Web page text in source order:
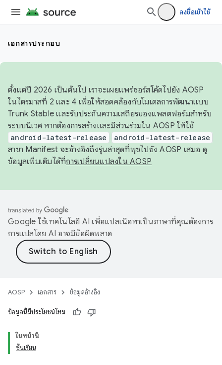
ลงชื่อเข้าใช้
เอกสารประกอบ
ตั้งแต่ปี 2026 เป็นต้นไป เราจะเผยแพร่ซอร์สโค้ดไปยัง AOSP
ในไตรมาสที่ 2 และ 4 เพื่อให้สอดคล้องกับโมเดลการพัฒนาแบบ
Trunk Stable และรับประกันความเสถียรของแพลตฟอร์มสำหรับ
ระบบนิเวศ หากต้องการสร้างและมีส่วนร่วมใน AOSP ให้ใช้
android-latest-release android-latest-release
สาขา Manifest จะอ้างอิงถึงรุ่นล่าสุดที่พุชไปยัง AOSP เสมอ ดู
ข้อมูลเพิ่มเติมได้ที่การเปลี่ยนแปลงใน AOSP
Google ใช้เทคโนโลยี AI เพื่อแปลเนื้อหาเป็นภาษาที่คุณต้องการ
การแปลโดย AI อาจมีข้อผิดพลาด
AOSP เอกสาร ข้อมูลอ้างอิง
ข้อมูลนี้มีประโยชน์ไหม
ในหน้านี้
ชั้นเรียน